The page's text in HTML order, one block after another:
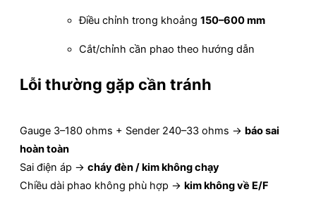
Điều chỉnh trong khoảng 150–600 mm
Cắt/chỉnh cần phao theo hướng dẫn
Lỗi thường gặp cần tránh
Gauge 3–180 ohms + Sender 240–33 ohms → báo sai
hoàn toàn
Sai điện áp → cháy đèn / kim không chạy
Chiều dài phao không phù hợp → kim không về E/F